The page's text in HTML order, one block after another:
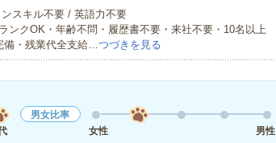
スキル不要 / 英語力不要
クOK・年齢不問・履歴書不要・来社不要・10名以上
・残業代全支給…つづきを見る
男女比率
女性
男性